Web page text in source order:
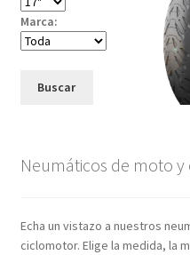
Marca:
Buscar
Neumáticos de moto
Echa un vistazo a nuestros
ciclomotor. Elige la medida, la